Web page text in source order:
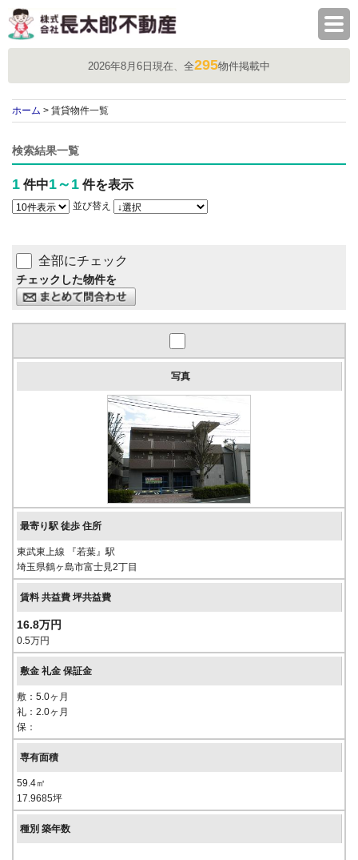
2026年8月6日現在、全295物件掲載中
ホーム > 賃貸物件一覧
検索結果一覧
1 件中1～1 件を表示
並び替え
全部にチェック
チェックした物件を
東武東上線 『若葉』駅
埼玉県鶴ヶ島市富士見2丁目
16.8万円
0.5万円
敷：5.0ヶ月
礼：2.0ヶ月
保：
59.4㎡
17.9685坪